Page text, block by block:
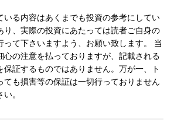
いる内容はあくまでも投資の参考にしてい
り、実際の投資にあたっては読者ご自身の
って下さいますよう、お願い致します。 当
心の注意を払っておりますが、記載される
保証するものではありません。万が一、ト
ても損害等の保証は一切行っておりません
。